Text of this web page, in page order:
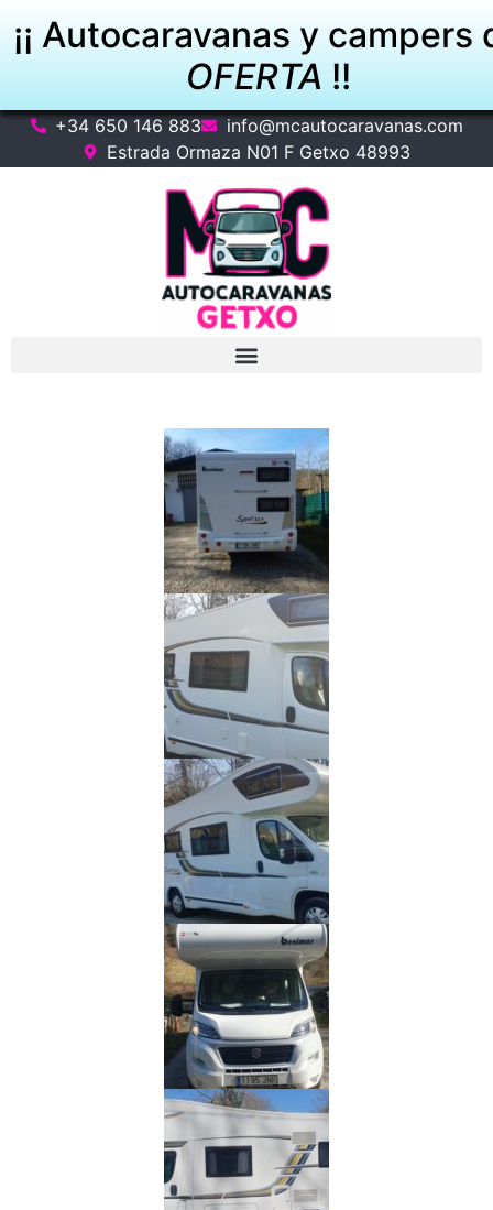
¡¡ Autocaravanas y campers
OFERTA !!
VER OFERTAS
+34 650 146 883
info@mcautocaravanas.com
Estrada Ormaza N01 F Getxo 48993